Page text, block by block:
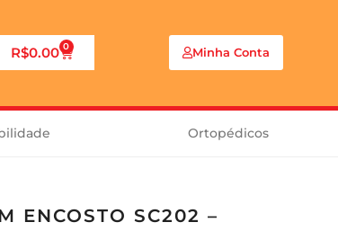
R$0.00 0 Minha Conta
Ortopédicos
ENCOSTO SC202 –